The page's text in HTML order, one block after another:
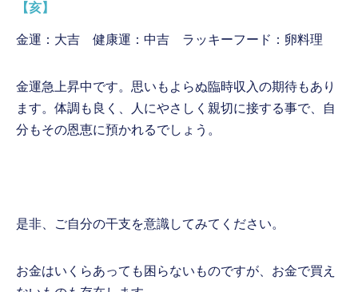
【亥】
金運：大吉 健康運：中吉 ラッキーフード：卵料理
金運急上昇中です。思いもよらぬ臨時収入の期待もあり
ます。体調も良く、人にやさしく親切に接する事で、自
分もその恩恵に預かれるでしょう。
是非、ご自分の干支を意識してみてください。
お金はいくらあっても困らないものですが、お金で買え